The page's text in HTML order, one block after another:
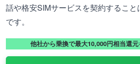
話や格安SIMサービスを契約するこ
です。
他社から乗換で最大10,000円相当還元